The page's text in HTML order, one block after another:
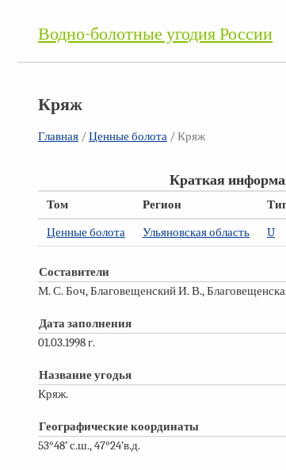
Водно-болотные угодия России
Кряж
Главная /Ценные болота / Кряж
Краткая
Том Регион
Ценные болота Ульяновская область U
Составители
М. С. Боч, Благовещенский И. В.,
Дата заполнения
01.03.1998 г.
Название угодья
Кряж.
Географические координаты
53°48’ с.ш., 47°24’в.д.